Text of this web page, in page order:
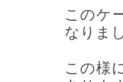
このケ
なりま
この様